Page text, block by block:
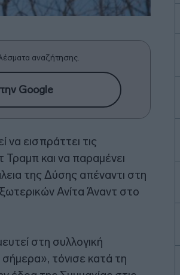
αναζήτησης.
Google
να εισπράττει τις
Τραμπ και να παραμένει
της Δύσης απέναντι στη
Ανίτα Άναντ στο
στη συλλογική
τόνισε κατά τη